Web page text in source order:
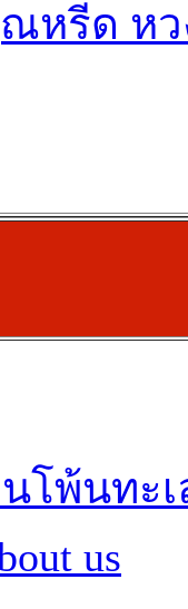
หรีด หว
โพ้นทะ
us